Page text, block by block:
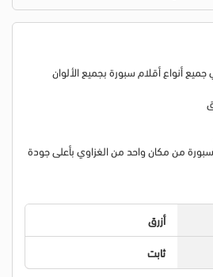
أنواع أقلام سبورة بجميع الألوان
من مكان واحد من الغزاوي بأعلى جودة
أزرق
ثابت